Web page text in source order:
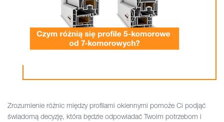
Zrozumienie różnic między profilami okiennymi pomoże Ci podjąć
świadomą decyzję, która będzie odpowiadać Twoim potrzebom i